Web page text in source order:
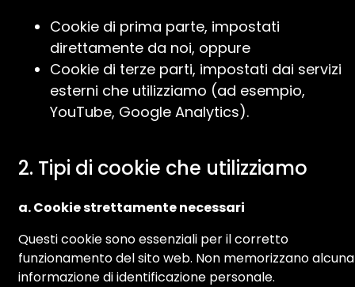
Cookie di prima parte, impostati
direttamente da noi, oppure
Cookie di terze parti, impostati dai servizi
esterni che utilizziamo (ad esempio,
YouTube, Google Analytics).
2. Tipi di cookie che utilizziamo
a. Cookie strettamente necessari
Questi cookie sono essenziali per il corretto
funzionamento del sito web. Non memorizzano alcuna
informazione di identificazione personale.